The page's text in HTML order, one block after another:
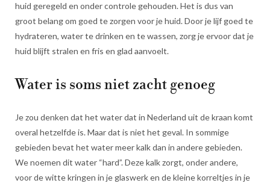
huid geregeld en onder controle gehouden. Het is dus van
groot belang om goed te zorgen voor je huid. Door je lijf goed te
hydrateren, water te drinken en te wassen, zorg je ervoor dat je
huid blijft stralen en fris en glad aanvoelt.
Water is soms niet zacht genoeg
Je zou denken dat het water dat in Nederland uit de kraan komt
overal hetzelfde is. Maar dat is niet het geval. In sommige
gebieden bevat het water meer kalk dan in andere gebieden.
We noemen dit water “hard”. Deze kalk zorgt, onder andere,
voor de witte kringen in je glaswerk en de kleine korreltjes in je